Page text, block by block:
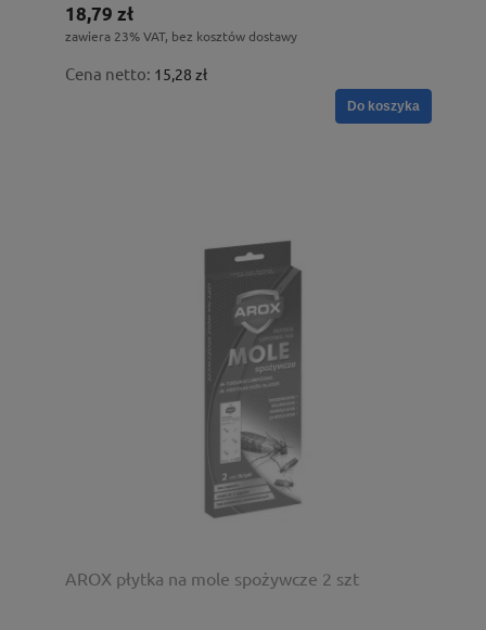
18,79 zł
zawiera 23% VAT, bez kosztów dostawy
Cena netto: 15,28 zł
Do koszyka
AROX płytka na mole spożywcze 2 szt